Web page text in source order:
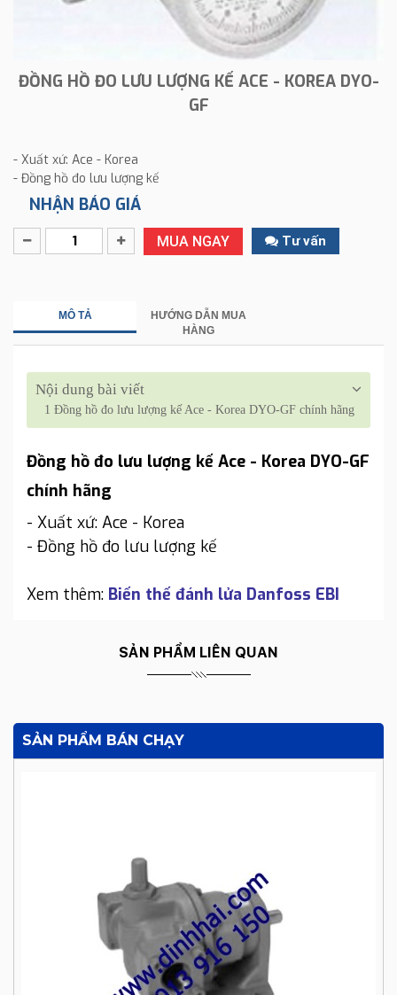
ĐỒNG HỒ ĐO LƯU LƯỢNG KẾ ACE - KOREA DYO-
GF
- Xuất xứ: Ace - Korea
- Đồng hồ đo lưu lượng kế
NHẬN BÁO GIÁ
MUA NGAY Tư vấn
MÔ TẢ
HƯỚNG DẪN MUA
HÀNG
Nội dung bài viết
1 Đồng hồ đo lưu lượng kế Ace - Korea DYO-GF chính hãng
Đồng hồ đo lưu lượng kế Ace - Korea DYO-GF
chính hãng
- Xuất xứ: Ace - Korea
- Đồng hồ đo lưu lượng kế
Xem thêm: Biến thế đánh lửa Danfoss EBI
SẢN PHẨM LIÊN QUAN
SẢN PHẨM BÁN CHẠY